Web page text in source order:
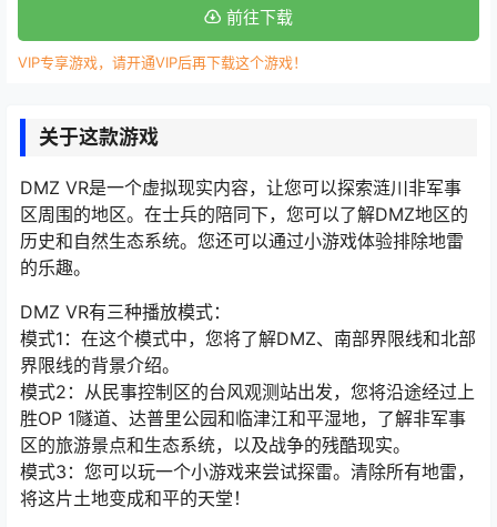
前往下载
VIP专享游戏，请开通VIP后再下载这个游戏！
关于这款游戏
DMZ VR是一个虚拟现实内容，让您可以探索涟川非军事
区周围的地区。在士兵的陪同下，您可以了解DMZ地区的
历史和自然生态系统。您还可以通过小游戏体验排除地雷
的乐趣。
DMZ VR有三种播放模式：
模式1：在这个模式中，您将了解DMZ、南部界限线和北部
界限线的背景介绍。
模式2：从民事控制区的台风观测站出发，您将沿途经过上
胜OP 1隧道、达普里公园和临津江和平湿地，了解非军事
区的旅游景点和生态系统，以及战争的残酷现实。
模式3：您可以玩一个小游戏来尝试探雷。清除所有地雷，
将这片土地变成和平的天堂！